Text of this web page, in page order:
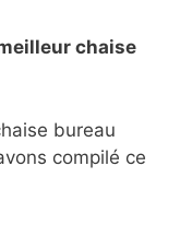
chaise
bureau
compilé ce